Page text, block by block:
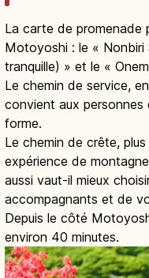
La carte de promenade
Motoyoshi : le «
tranquille) » et le «
Le chemin de service,
convient aux personnes
forme.
Le chemin de crête,
expérience de
aussi vaut-il mieux
accompagnants et de
Depuis le côté
environ 40 minutes.